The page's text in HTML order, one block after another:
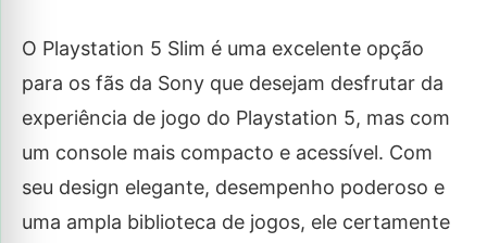
O Playstation 5 Slim é uma excelente opção
para os fãs da Sony que desejam desfrutar da
experiência de jogo do Playstation 5, mas com
um console mais compacto e acessível. Com
seu design elegante, desempenho poderoso e
uma ampla biblioteca de jogos, ele certamente